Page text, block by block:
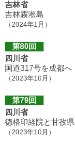
吉林省
吉林霧淞島
（2024年1月）
第80回
四川省
国道317号を成都へ
（2023年10月）
第79回
四川省
徳格印経院と甘孜県
（2023年10月）